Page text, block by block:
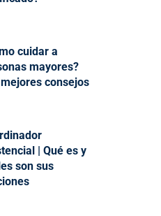
cuidar a
mayores?
consejos
| Qué es y
son sus